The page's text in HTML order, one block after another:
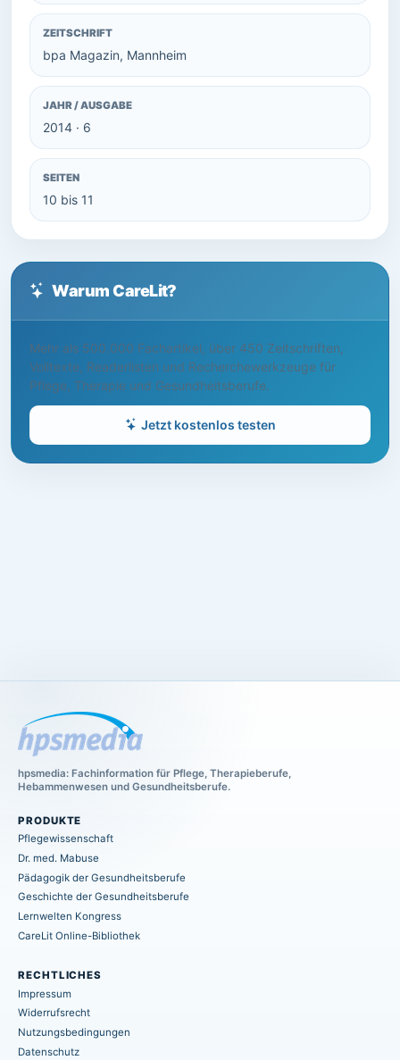
ZEITSCHRIFT
bpa Magazin, Mannheim
JAHR / AUSGABE
2014 · 6
SEITEN
10 bis 11
Warum CareLit?
Mehr als 500.000 Fachartikel, über 450 Zeitschriften,
Volltexte, Readerlisten und Recherchewerkzeuge für
Pflege, Therapie und Gesundheitsberufe.
Jetzt kostenlos testen
hpsmedia: Fachinformation für Pflege, Therapieberufe,
Hebammenwesen und Gesundheitsberufe.
PRODUKTE
Pflegewissenschaft
Dr. med. Mabuse
Pädagogik der Gesundheitsberufe
Geschichte der Gesundheitsberufe
Lernwelten Kongress
CareLit Online-Bibliothek
RECHTLICHES
Impressum
Widerrufsrecht
Nutzungsbedingungen
Datenschutz